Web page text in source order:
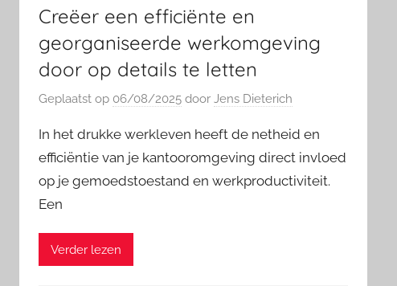
Creëer een efficiënte en
georganiseerde werkomgeving
door op details te letten
Geplaatst op 06/08/2025 door Jens Dieterich
In het drukke werkleven heeft de netheid en
efficiëntie van je kantooromgeving direct invloed
op je gemoedstoestand en werkproductiviteit.
Een
Verder lezen